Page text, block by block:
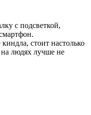
с подсветкой,
стоит настолько
на людях лучше не